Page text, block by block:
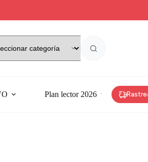
Plan lector 2026